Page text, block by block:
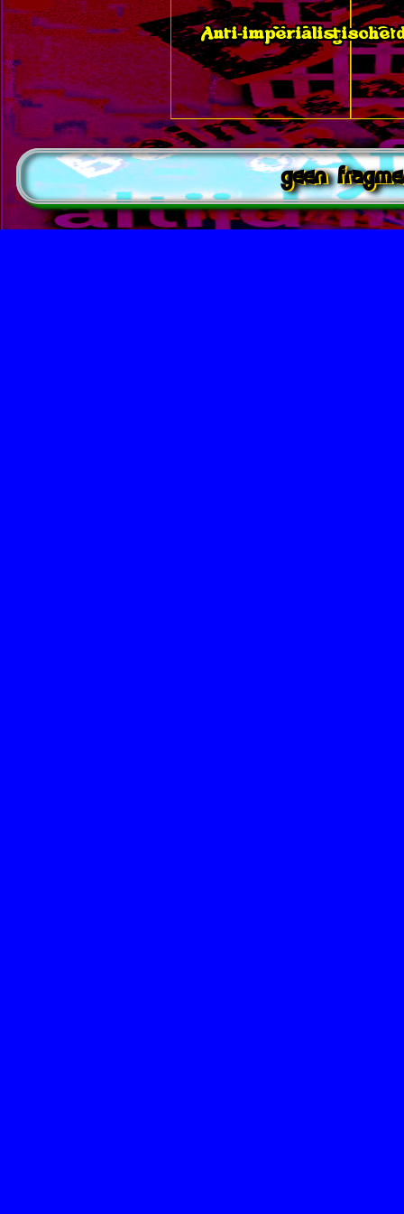
No Kings _ No
Anti-imperialistische
geen